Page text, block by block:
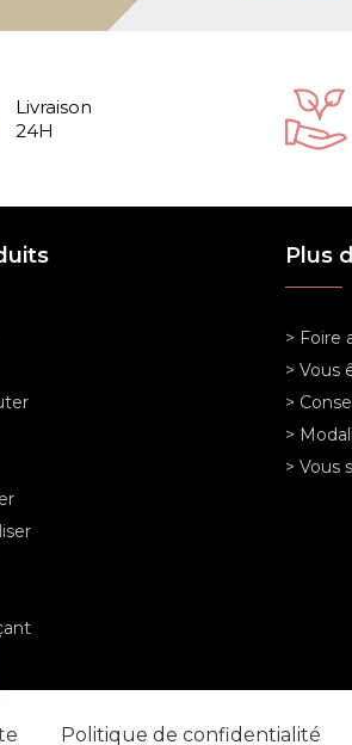
Livraison
24H
Plus
> Foire
> Vous
>
>
> Vous
Politique de confidentialité